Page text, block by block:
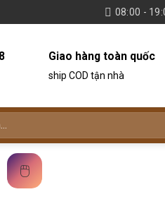
08:00 -
Giao hàng toàn quốc
ship COD tận nhà
🖱️